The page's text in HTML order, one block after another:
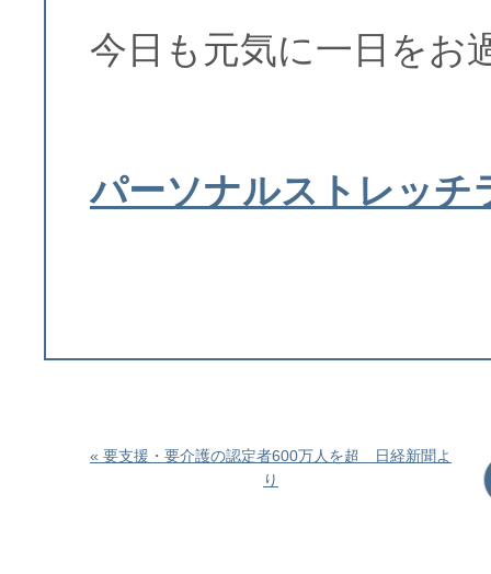
今日も元気に一日をお
パーソナルストレッ
« 要支援・要介護の認定者600万人を超 日経新聞よ
り